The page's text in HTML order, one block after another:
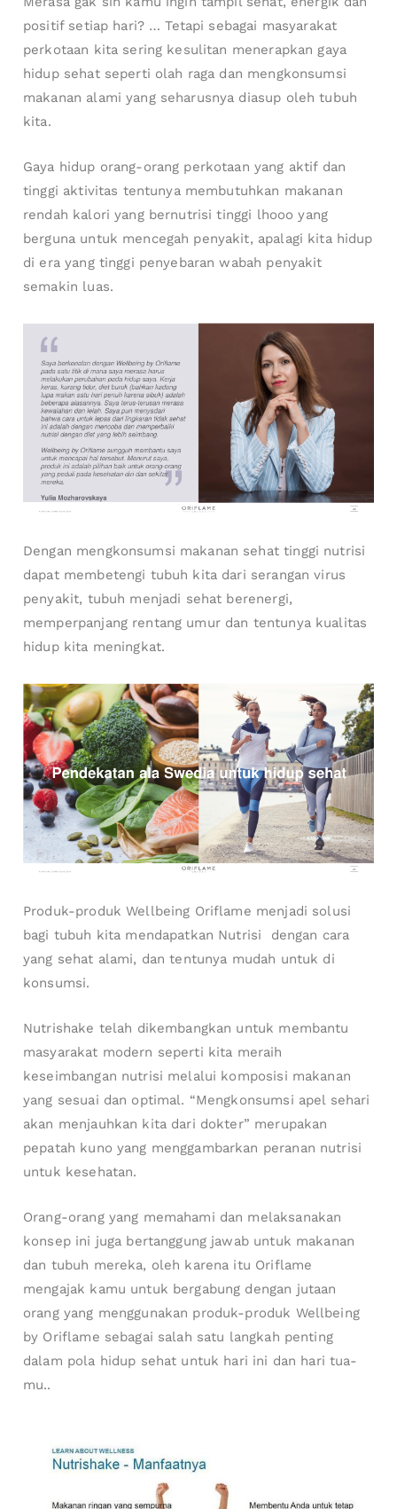
positif setiap hari? … Tetapi sebagai masyarakat
perkotaan kita sering kesulitan menerapkan gaya
hidup sehat seperti olah raga dan mengkonsumsi
makanan alami yang seharusnya diasup oleh tubuh
kita.
Gaya hidup orang-orang perkotaan yang aktif dan
tinggi aktivitas tentunya membutuhkan makanan
rendah kalori yang bernutrisi tinggi lhooo yang
berguna untuk mencegah penyakit, apalagi kita hidup
di era yang tinggi penyebaran wabah penyakit
semakin luas.
Dengan mengkonsumsi makanan sehat tinggi nutrisi
dapat membetengi tubuh kita dari serangan virus
penyakit, tubuh menjadi sehat berenergi,
memperpanjang rentang umur dan tentunya kualitas
hidup kita meningkat.
Produk-produk Wellbeing Oriflame menjadi solusi
bagi tubuh kita mendapatkan Nutrisi dengan cara
yang sehat alami, dan tentunya mudah untuk di
konsumsi.
Nutrishake telah dikembangkan untuk membantu
masyarakat modern seperti kita meraih
keseimbangan nutrisi melalui komposisi makanan
yang sesuai dan optimal. “Mengkonsumsi apel sehari
akan menjauhkan kita dari dokter” merupakan
pepatah kuno yang menggambarkan peranan nutrisi
untuk kesehatan.
Orang-orang yang memahami dan melaksanakan
konsep ini juga bertanggung jawab untuk makanan
dan tubuh mereka, oleh karena itu Oriflame
mengajak kamu untuk bergabung dengan jutaan
orang yang menggunakan produk-produk Wellbeing
by Oriflame sebagai salah satu langkah penting
dalam pola hidup sehat untuk hari ini dan hari tua-
mu..